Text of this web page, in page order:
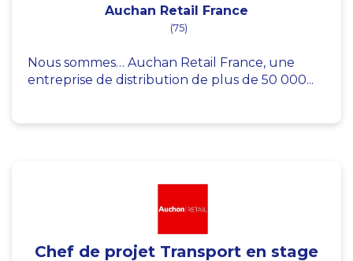
Auchan Retail France
(75)
Nous sommes… Auchan Retail France, une
entreprise de distribution de plus de 50 000...
Chef de projet Transport en stage